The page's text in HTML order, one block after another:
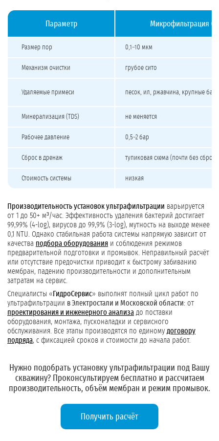
Параметр Микрофильтрация
Размер пор 0,1–10 мкм
Механизм очистки грубое сито
Удаляемые примеси песок, ил, ржавчина, крупные
Минерализация (TDS) не меняется
Рабочее давление 0,5–2 бар
Сброс в дренаж тупиковая схема (почти без
Стоимость системы низкая
Производительность установок ультрафильтрации варьируется
от 1 до 50+ м³/час. Эффективность удаления бактерий достигает
99,99% (4-log), вирусов до 99,9% (3-log), мутность на выходе менее
0,1 NTU. Однако стабильная работа системы напрямую зависит от
качества подбора оборудования и соблюдения режимов
предварительной подготовки и промывок. Неправильный расчёт
или отсутствие предочистки приводит к быстрому забиванию
мембран, падению производительности и дополнительным
затратам на сервис.
Специалисты «ГидроСервис» выполнят полный цикл работ по
ультрафильтрации в Электростали и Московской области: от
проектирования и инженерного анализа до поставки
оборудования, монтажа, пусконаладки и сервисного
обслуживания. Все этапы производятся по единому договору
подряда, с фиксацией сроков и стоимости до начала работ.
Нужно подобрать установку ультрафильтрации под Вашу
скважину?Проконсультируем бесплатно и рассчитаем
производительность, объём мембран и режим промывок.
Получить расчёт